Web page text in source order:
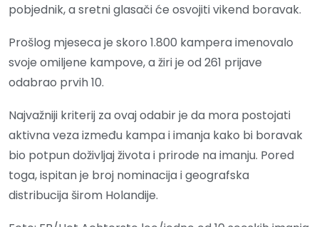
pobjednik, a sretni glasači će osvojiti vikend boravak.
Prošlog mjeseca je skoro 1.800 kampera imenovalo
svoje omiljene kampove, a žiri je od 261 prijave
odabrao prvih 10.
Najvažniji kriterij za ovaj odabir je da mora postojati
aktivna veza između kampa i imanja kako bi boravak
bio potpun doživljaj života i prirode na imanju. Pored
toga, ispitan je broj nominacija i geografska
distribucija širom Holandije.